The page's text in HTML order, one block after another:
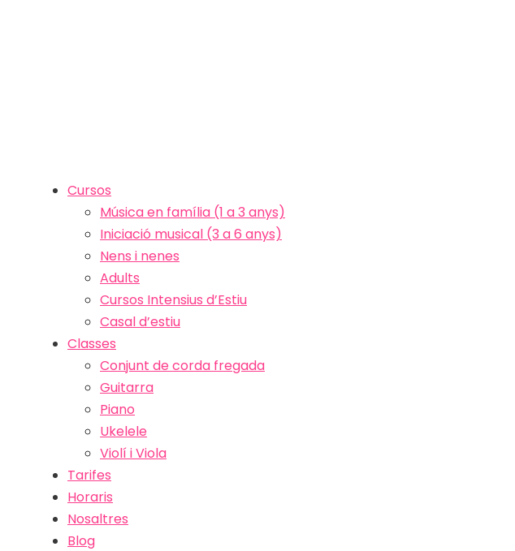
Cursos
Música en família (1 a 3 anys)
Iniciació musical (3 a 6 anys)
Nens i nenes
Adults
Cursos Intensius d’Estiu
Casal d’estiu
Classes
Conjunt de corda fregada
Guitarra
Piano
Ukelele
Violí i Viola
Tarifes
Horaris
Nosaltres
Blog